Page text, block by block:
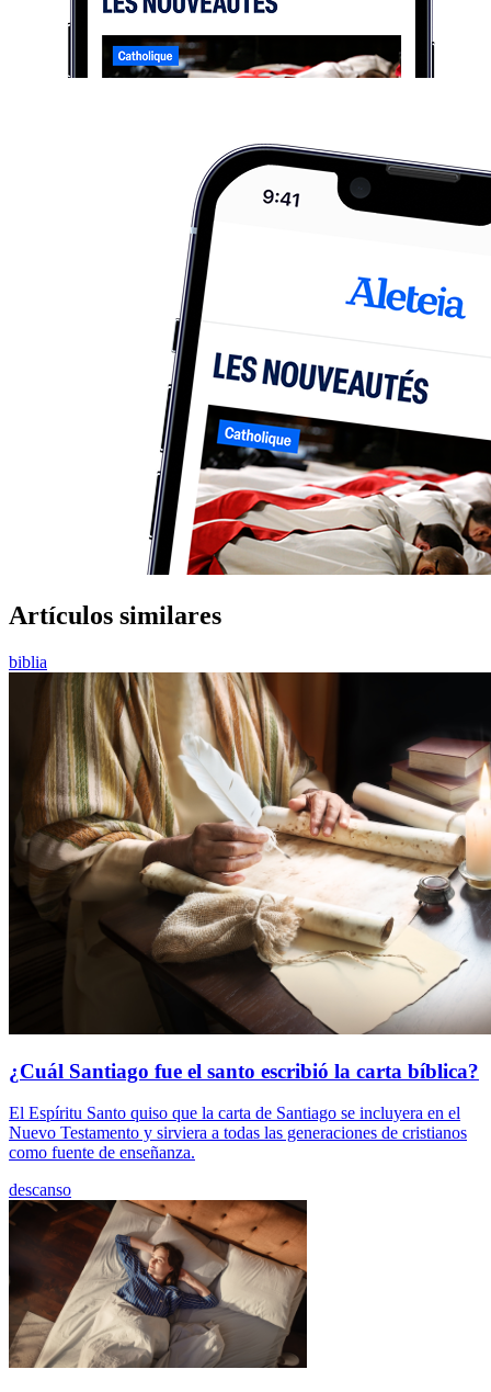
Artículos similares
biblia
¿Cuál Santiago fue el santo escribió la carta bíblica?
El Espíritu Santo quiso que la carta de Santiago se incluyera en el
Nuevo Testamento y sirviera a todas las generaciones de cristianos
como fuente de enseñanza.
descanso